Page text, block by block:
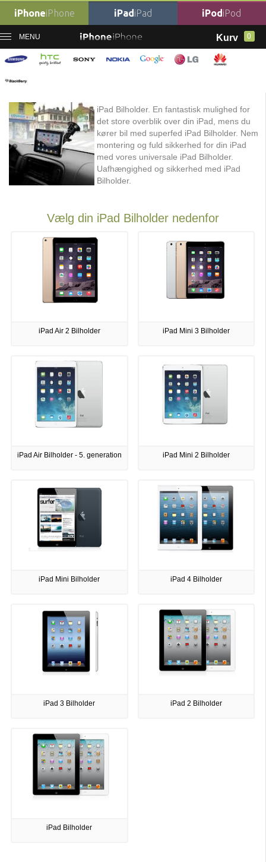
iPhoneiPhone iPadiPad iPodiPod
MENU Kurv 0
iPad Bilholder
iPad Bilholder
iPad Bilholder. En fantastisk mulighed for
det store overblik over din iPad, mens du
kører bil med superfed iPad Bilholder. Nem
montering og fuld sikkerhed for din iPad
med vores universale iPad Bilholder.
Uafhængighed og sikkerhed med iPad
Bilholder.
Vælg din iPad Bilholder nedenfor
iPad Air 2 Bilholder iPad Mini 3 Bilholder
iPad Air Bilholder - 5. generation iPad Mini 2 Bilholder
iPad Mini Bilholder iPad 4 Bilholder
iPad 3 Bilholder iPad 2 Bilholder
iPad Bilholder